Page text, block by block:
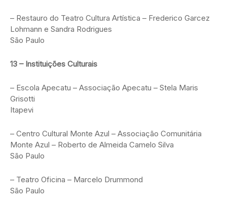
– Restauro do Teatro Cultura Artística – Frederico Garcez
Lohmann e Sandra Rodrigues
São Paulo
13 – Instituições Culturais
– Escola Apecatu – Associação Apecatu – Stela Maris
Grisotti
Itapevi
– Centro Cultural Monte Azul – Associação Comunitária
Monte Azul – Roberto de Almeida Camelo Silva
São Paulo
– Teatro Oficina – Marcelo Drummond
São Paulo